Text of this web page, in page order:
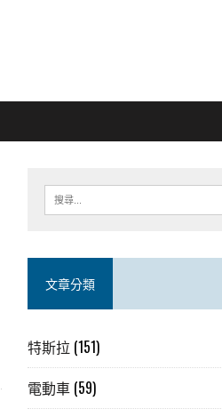
文章分類
特斯拉 (151)
電動車 (59)